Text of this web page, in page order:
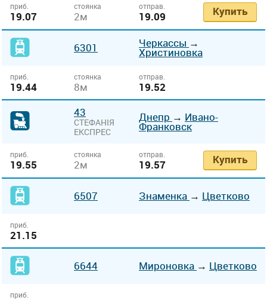
приб.
19.07
стоянка
2м
отправ.
19.09 Купить
6301 Черкассы →
Христиновка
приб.
19.44
стоянка
8м
отправ.
19.52
43
СТЕФАНІЯ
ЕКСПРЕС
Днепр → Ивано-
Франковск
приб.
19.55
стоянка
2м
отправ.
19.57 Купить
6507 Знаменка → Цветково
приб.
21.15
6644 Мироновка → Цветково
приб.